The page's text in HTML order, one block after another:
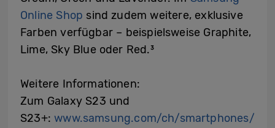
Online Shop sind zudem weitere, exklusive
Farben verfügbar – beispielsweise Graphite,
Lime, Sky Blue oder Red.³
Weitere Informationen:
Zum Galaxy S23 und
S23+:www.samsung.com/ch/smartphones/